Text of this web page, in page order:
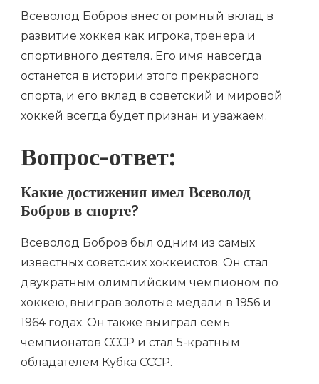
Всеволод Бобров внес огромный вклад в
развитие хоккея как игрока, тренера и
спортивного деятеля. Его имя навсегда
останется в истории этого прекрасного
спорта, и его вклад в советский и мировой
хоккей всегда будет признан и уважаем.
Вопрос-ответ:
Какие достижения имел Всеволод
Бобров в спорте?
Всеволод Бобров был одним из самых
известных советских хоккеистов. Он стал
двукратным олимпийским чемпионом по
хоккею, выиграв золотые медали в 1956 и
1964 годах. Он также выиграл семь
чемпионатов СССР и стал 5-кратным
обладателем Кубка СССР.